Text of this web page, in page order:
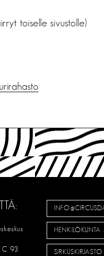
toiselle sivustolle)
C 93
HENKILÖKUNTA
SIRKUSKIRJASTO